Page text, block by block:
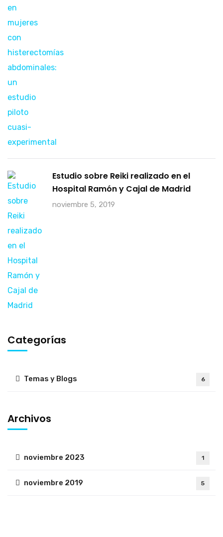
Estudio sobre Reiki realizado en el
Hospital Ramón y Cajal de Madrid
noviembre 5, 2019
Categorías
Temas y Blogs 6
Archivos
noviembre 2023 1
noviembre 2019 5